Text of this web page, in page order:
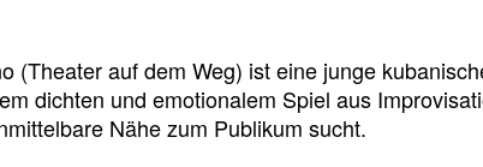
(Theater auf dem Weg) ist eine junge
dichten und emotionalem Spiel aus
Nähe zum Publikum sucht.